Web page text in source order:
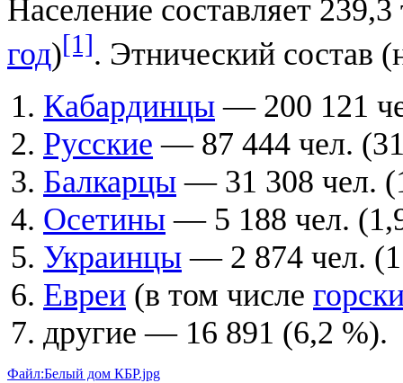
Население составляет
год)[1]. Этнический состав
Кабардинцы — 200 121
Русские — 87 444 чел.
Балкарцы — 31 308 чел.
Осетины — 5 188 чел.
Украинцы — 2 874 чел.
Евреи (в том числе
другие — 16 891 (6,2 %).
Файл:Белый дом КБР.jpg